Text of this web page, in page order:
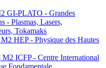
GI-PLATO - Grandes
- Plasmas, Lasers,
Tokamaks
HEP - Physique des Hautes
ICFP - Centre International
Fondamentale